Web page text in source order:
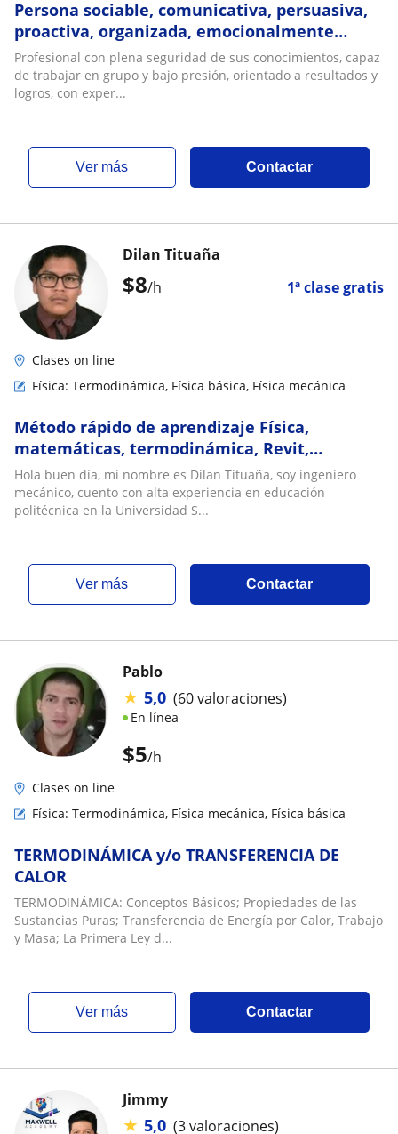
Persona sociable, comunicativa, persuasiva,
proactiva, organizada, emocionalmente
estable, con ganas de superación, aporte y de
ap
Profesional con plena seguridad de sus conocimientos, capaz
de trabajar en grupo y bajo presión, orientado a resultados y
logros, con exper...
ver más Contactar
$8/h 1ª clase gratis
Dilan Tituaña
Clases on line
Física: Termodinámica, Física básica, Física mecánica
Método rápido de aprendizaje Física,
matemáticas, termodinámica, Revit,
Ingeniería de sistemas Mecánicos
Hola buen día, mi nombre es Dilan Tituaña, soy ingeniero
mecánico, cuento con alta experiencia en educación
politécnica en la Universidad S...
ver más Contactar
$5/h
Pablo
★ 5,0 (60 valoraciones)
En línea
Clases on line
Física: Termodinámica, Física mecánica, Física básica
TERMODINÁMICA y/o TRANSFERENCIA DE
CALOR
TERMODINÁMICA: Conceptos Básicos; Propiedades de las
Sustancias Puras; Transferencia de Energía por Calor, Trabajo
y Masa; La Primera Ley d...
ver más Contactar
Jimmy
★ 5,0 (3 valoraciones)